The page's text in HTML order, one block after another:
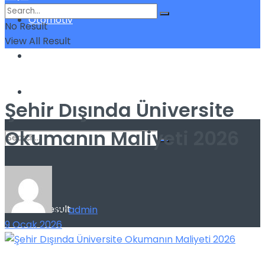
Otomotiv
View All Result
No Result
View All Result
Şehir Dışında Üniversite
Okumanın Maliyeti 2026
byadmin
9 Ocak 2026